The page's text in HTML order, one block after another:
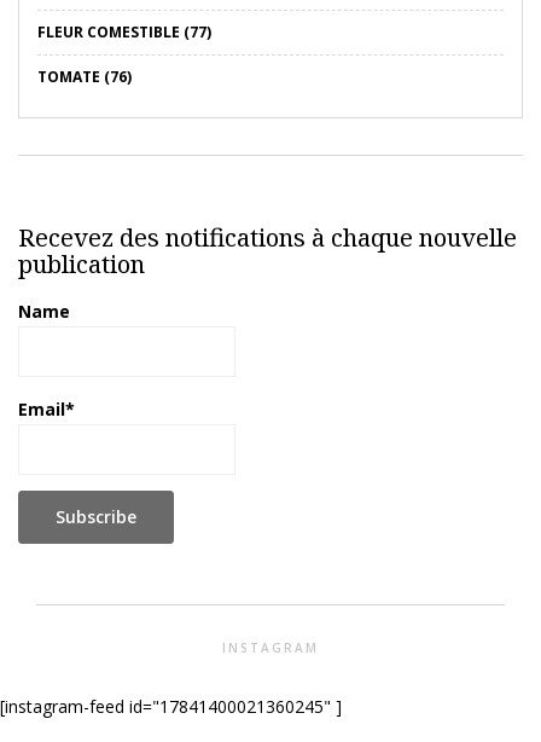
FLEUR COMESTIBLE (77)
TOMATE (76)
Recevez des notifications à chaque nouvelle
publication
Name
Email*
INSTAGRAM
[instagram-feed id="17841400021360245" ]